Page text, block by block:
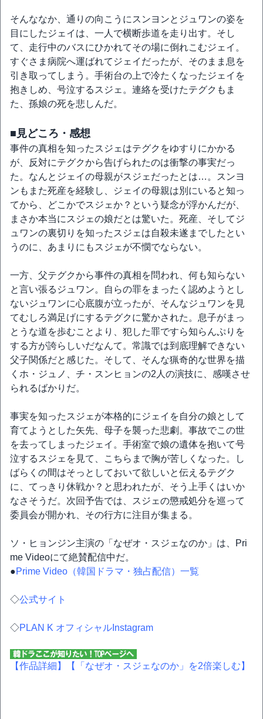
そんななか、通りの向こうにスンヨンとジュワンの姿を
目にしたジェイは、一人で横断歩道を走り出す。そし
て、走行中のバスにひかれてその場に倒れこむジェイ。
すぐさま病院へ運ばれてジェイだったが、そのまま息を
引き取ってしまう。手術台の上で冷たくなったジェイを
抱きしめ、号泣するスジェ。連絡を受けたテグクもま
た、孫娘の死を悲しんだ。
■見どころ・感想
事件の真相を知ったスジェはテグクをゆすりにかかる
が、反対にテグクから告げられたのは衝撃の事実だっ
た。なんとジェイの母親がスジェだったとは…。スンヨ
ンもまた死産を経験し、ジェイの母親は別にいると知っ
てから、どこかでスジェか？という疑念が浮かんだが、
まさか本当にスジェの娘だとは驚いた。死産、そしてジ
ュワンの裏切りを知ったスジェは自殺未遂までしたとい
うのに、あまりにもスジェが不憫でならない。
一方、父テグクから事件の真相を問われ、何も知らない
と言い張るジュワン。自らの罪をまったく認めようとし
ないジュワンに心底腹が立ったが、そんなジュワンを見
てむしろ満足げにするテグクに驚かされた。息子がまっ
とうな道を歩むことより、犯した罪ですら知らんぷりを
する方が誇らしいだなんて。常識では到底理解できない
父子関係だと感じた。そして、そんな猟奇的な世界を描
くホ・ジュノ、チ・スンヒョンの2人の演技に、感嘆させ
られるばかりだ。
事実を知ったスジェが本格的にジェイを自分の娘として
育てようとした矢先、母子を襲った悲劇。事故でこの世
を去ってしまったジェイ。手術室で娘の遺体を抱いて号
泣するスジェを見て、こちらまで胸が苦しくなった。し
ばらくの間はそっとしておいて欲しいと伝えるテグク
に、てっきり休戦か？と思われたが、そう上手くはいか
なさそうだ。次回予告では、スジェの懲戒処分を巡って
委員会が開かれ、その行方に注目が集まる。
ソ・ヒョンジン主演の「なぜオ・スジェなのか」は、Pri
me Videoにて絶賛配信中だ。
●Prime Video（韓国ドラマ・独占配信）一覧
◇公式サイト
◇PLAN K オフィシャルInstagram
【作品詳細】 【「なぜオ・スジェなのか」を2倍楽しむ】